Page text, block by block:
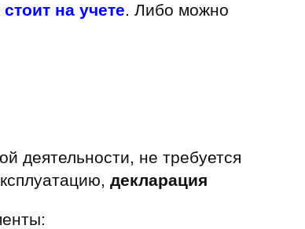
на учете. Либо можно
деятельности, не требуется
декларация